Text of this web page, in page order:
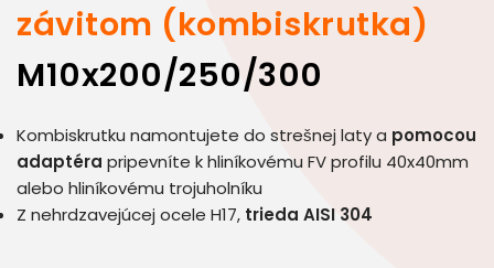
závitom (kombiskrutka)
M10x200/250/300
Kombiskrutku namontujete do strešnej laty a pomocou
adaptéra pripevníte k hliníkovému FV profilu 40x40mm
alebo hliníkovému trojuholníku
Z nehrdzavejúcej ocele H17, trieda AISI 304